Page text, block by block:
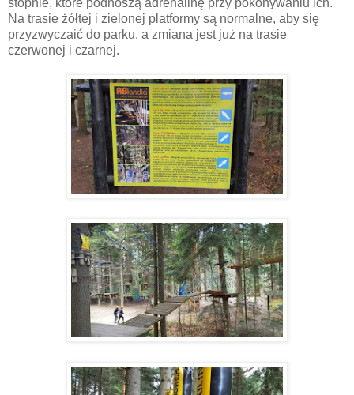
Na trasie żółtej i zielonej platformy są normalne, aby się
przyzwyczaić do parku, a zmiana jest już na trasie
czerwonej i czarnej.